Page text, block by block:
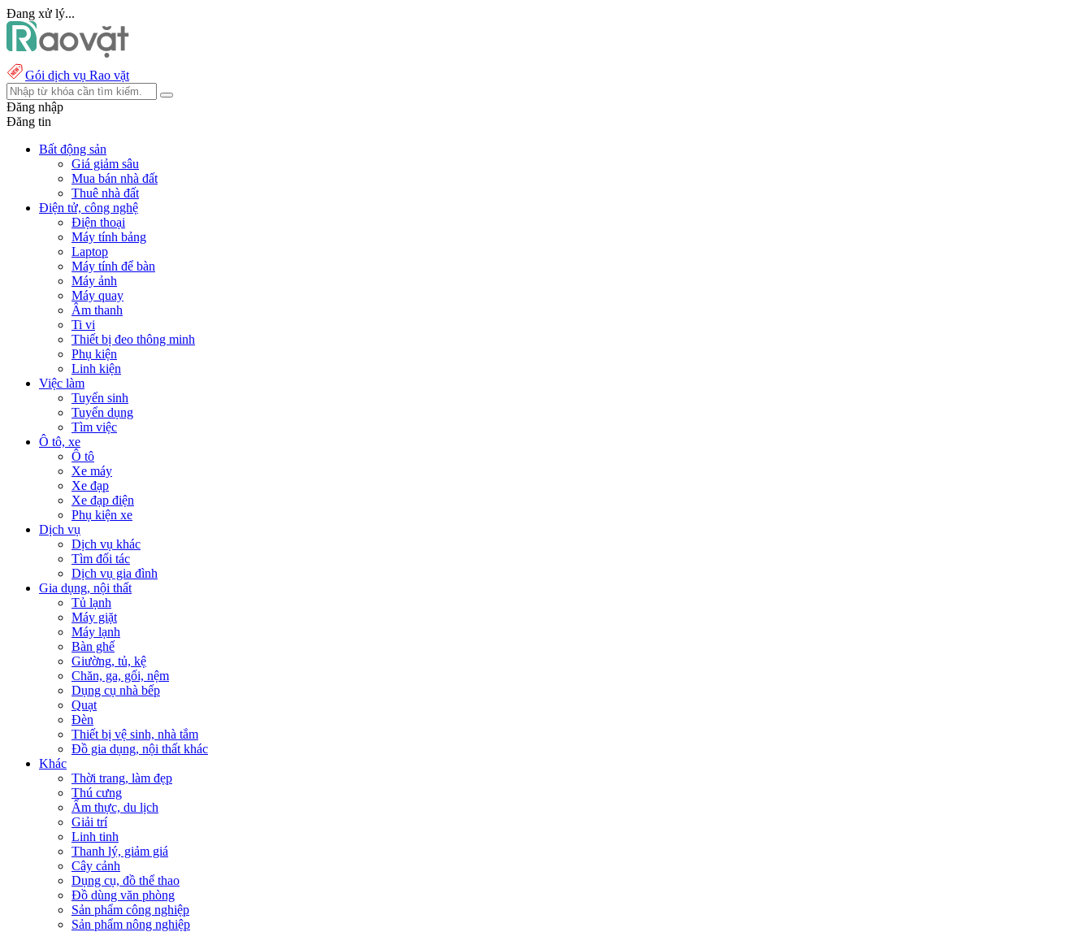
Đang xử lý...
Gói dịch vụ Rao vặt
Đăng nhập
Đăng tin
Bất động sản
Giá giảm sâu
Mua bán nhà đất
Thuê nhà đất
Điện tử, công nghệ
Điện thoại
Máy tính bảng
Laptop
Máy tính để bàn
Máy ảnh
Máy quay
Âm thanh
Ti vi
Thiết bị đeo thông minh
Phụ kiện
Linh kiện
Việc làm
Tuyển sinh
Tuyển dụng
Tìm việc
Ô tô, xe
Ô tô
Xe máy
Xe đạp
Xe đạp điện
Phụ kiện xe
Dịch vụ
Dịch vụ khác
Tìm đối tác
Dịch vụ gia đình
Gia dụng, nội thất
Tủ lạnh
Máy giặt
Máy lạnh
Bàn ghế
Giường, tủ, kệ
Chăn, ga, gối, nệm
Dụng cụ nhà bếp
Quạt
Đèn
Thiết bị vệ sinh, nhà tắm
Đồ gia dụng, nội thất khác
Khác
Thời trang, làm đẹp
Thú cưng
Ẩm thực, du lịch
Giải trí
Linh tinh
Thanh lý, giảm giá
Cây cảnh
Dụng cụ, đồ thể thao
Đồ dùng văn phòng
Sản phẩm công nghiệp
Sản phẩm nông nghiệp